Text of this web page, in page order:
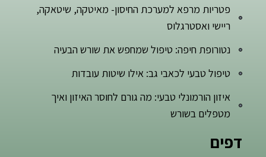
דפים
פטריות מרפא למערכת החיסון- מאיטקה, שיטאקה,
ריישי ואסטרגלוס
נטורופת חיפה: טיפול שמחפש את שורש הבעיה
טיפול טבעי לכאבי גב: אילו שיטות עובדות
איזון הורמונלי טבעי: מה גורם לחוסר האיזון ואיך
מטפלים בשורש